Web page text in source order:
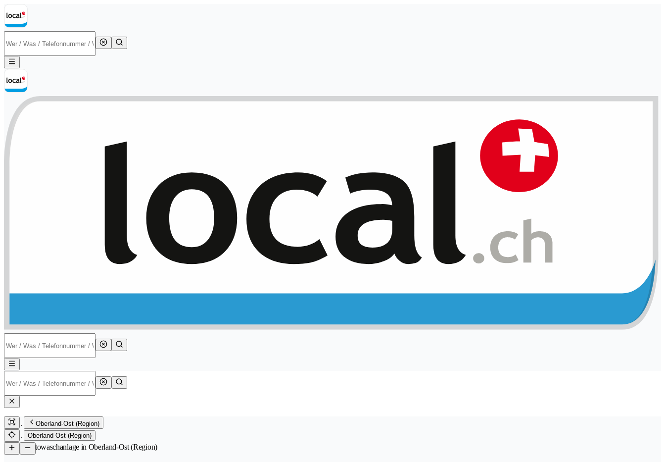
Oberland-Ost (Region)
Oberland-Ost (Region)
/Autowaschanlage in Oberland-Ost (Region)